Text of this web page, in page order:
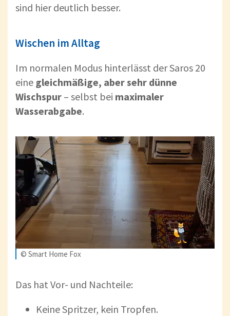
sind hier deutlich besser.
Wischen im Alltag
Im normalen Modus hinterlässt der Saros 20
eine gleichmäßige, aber sehr dünne
Wischspur – selbst bei maximaler
Wasserabgabe.
© Smart Home Fox
Das hat Vor- und Nachteile:
Keine Spritzer, kein Tropfen.